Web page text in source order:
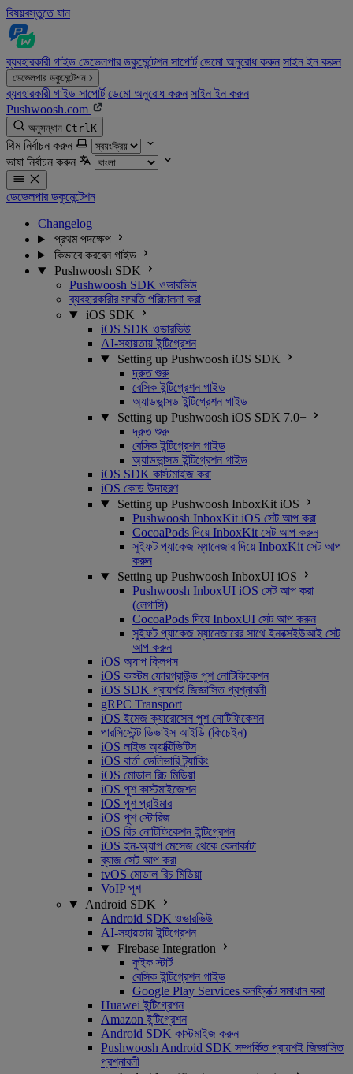
বিষয়বস্তুতে যান
ব্যবহারকারী গাইড ডেভেলপার ডকুমেন্টেশন সাপোর্ট ডেমো অনুরোধ করুন সাইন ইন করুন
ডেভেলপার ডকুমেন্টেশন
ব্যবহারকারী গাইড সাপোর্ট ডেমো অনুরোধ করুন সাইন ইন করুন
Pushwoosh.com
অনুসন্ধান CtrlK
থিম নির্বাচন করুন
ভাষা নির্বাচন করুন
ডেভেলপার ডকুমেন্টেশন
Changelog
প্রথম পদক্ষেপ
কিভাবে করবেন গাইড
Pushwoosh SDK
Pushwoosh SDK ওভারভিউ
ব্যবহারকারীর সম্মতি পরিচালনা করা
iOS SDK
iOS SDK ওভারভিউ
AI-সহায়তায় ইন্টিগ্রেশন
Setting up Pushwoosh iOS SDK
দ্রুত শুরু
বেসিক ইন্টিগ্রেশন গাইড
অ্যাডভান্সড ইন্টিগ্রেশন গাইড
Setting up Pushwoosh iOS SDK 7.0+
দ্রুত শুরু
বেসিক ইন্টিগ্রেশন গাইড
অ্যাডভান্সড ইন্টিগ্রেশন গাইড
iOS SDK কাস্টমাইজ করা
iOS কোড উদাহরণ
Setting up Pushwoosh InboxKit iOS
Pushwoosh InboxKit iOS সেট আপ করা
CocoaPods দিয়ে InboxKit সেট আপ করুন
সুইফট প্যাকেজ ম্যানেজার দিয়ে InboxKit সেট আপ
করুন
Setting up Pushwoosh InboxUI iOS
Pushwoosh InboxUI iOS সেট আপ করা
(লেগাসি)
CocoaPods দিয়ে InboxUI সেট আপ করুন
সুইফট প্যাকেজ ম্যানেজারের সাথে ইনবক্সইউআই সেট
আপ করুন
iOS অ্যাপ ক্লিপস
iOS কাস্টম ফোরগ্রাউন্ড পুশ নোটিফিকেশন
iOS SDK প্রায়শই জিজ্ঞাসিত প্রশ্নাবলী
gRPC Transport
iOS ইমেজ ক্যারোসেল পুশ নোটিফিকেশন
পারসিস্টেন্ট ডিভাইস আইডি (কিচেইন)
iOS লাইভ অ্যাক্টিভিটিস
iOS বার্তা ডেলিভারি ট্র্যাকিং
iOS মোডাল রিচ মিডিয়া
iOS পুশ কাস্টমাইজেশন
iOS পুশ প্রাইমার
iOS পুশ স্টোরিজ
iOS রিচ নোটিফিকেশন ইন্টিগ্রেশন
iOS ইন-অ্যাপ মেসেজ থেকে কেনাকাটা
ব্যাজ সেট আপ করা
tvOS মোডাল রিচ মিডিয়া
VoIP পুশ
Android SDK
Android SDK ওভারভিউ
AI-সহায়তায় ইন্টিগ্রেশন
Firebase Integration
কুইক স্টার্ট
বেসিক ইন্টিগ্রেশন গাইড
Google Play Services কনফ্লিক্ট সমাধান করা
Huawei ইন্টিগ্রেশন
Amazon ইন্টিগ্রেশন
Android SDK কাস্টমাইজ করুন
Pushwoosh Android SDK সম্পর্কিত প্রায়শই জিজ্ঞাসিত
প্রশ্নাবলী